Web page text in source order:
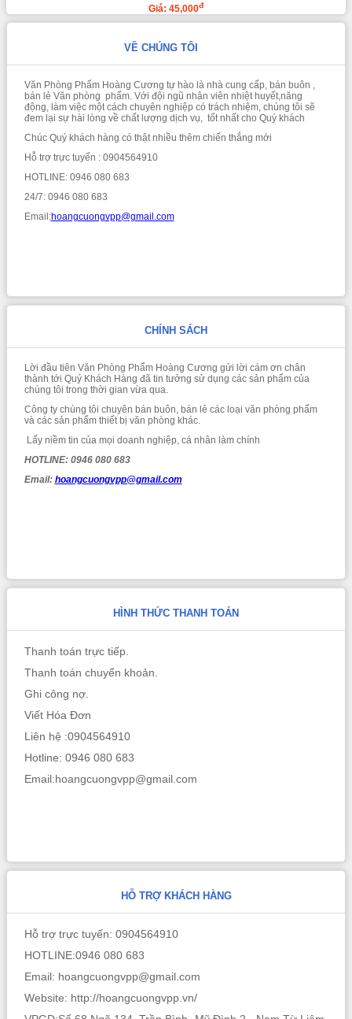
Giá: 45,000đ
VỀ CHÚNG TÔI
Văn Phòng Phẩm Hoàng Cương tự hào là nhà cung cấp, bán buôn ,
bán lẻ Văn phòng phẩm. Với đội ngũ nhân viên nhiệt huyết,năng
động, làm việc một cách chuyên nghiệp có trách nhiệm, chúng tôi sẽ
đem lại sự hài lòng về chất lượng dịch vụ, tốt nhất cho Quý khách
Chúc Quý khách hàng có thật nhiều thêm chiến thắng mới
Hỗ trợ trực tuyến : 0904564910
HOTLINE: 0946 080 683
24/7: 0946 080 683
Email:hoangcuongvpp@gmail.com
CHÍNH SÁCH
Lời đầu tiên Văn Phòng Phẩm Hoàng Cương gửi lời cám ơn chân
thành tới Quý Khách Hàng đã tin tưởng sử dụng các sản phẩm của
chúng tôi trong thời gian vừa qua.
Công ty chúng tôi chuyên bán buôn, bán lẻ các loại văn phòng phẩm
và các sản phẩm thiết bị văn phòng khác.
Lấy niềm tin của mọi doanh nghiệp, cá nhân làm chính
HOTLINE: 0946 080 683
Email: hoangcuongvpp@gmail.com
HÌNH THỨC THANH TOÁN
Thanh toán trực tiếp.
Thanh toán chuyển khoản.
Ghi công nợ.
Viết Hóa Đơn
Liên hệ :0904564910
Hotline: 0946 080 683
Email:hoangcuongvpp@gmail.com
HỖ TRỢ KHÁCH HÀNG
Hỗ trợ trực tuyến: 0904564910
HOTLINE:0946 080 683
Email: hoangcuongvpp@gmail.com
Website: http://hoangcuongvpp.vn/